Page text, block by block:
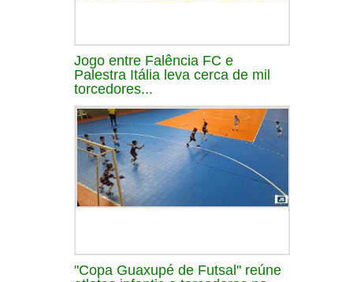
Jogo entre Falência FC e
Palestra Itália leva cerca de mil
torcedores...
"Copa Guaxupé de Futsal" reúne